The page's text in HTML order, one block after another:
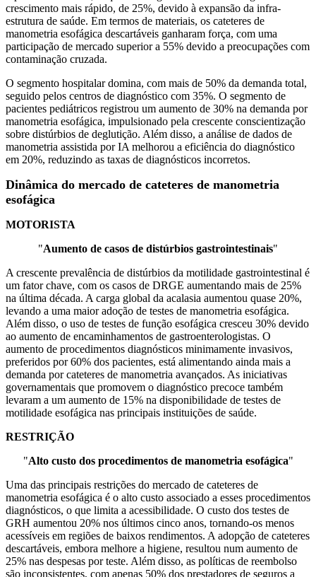
crescimento mais rápido, de 25%, devido à expansão da infra-
estrutura de saúde. Em termos de materiais, os cateteres de
manometria esofágica descartáveis ​​ganharam força, com uma
participação de mercado superior a 55% devido a preocupações com
contaminação cruzada.
O segmento hospitalar domina, com mais de 50% da demanda total,
seguido pelos centros de diagnóstico com 35%. O segmento de
pacientes pediátricos registrou um aumento de 30% na demanda por
manometria esofágica, impulsionado pela crescente conscientização
sobre distúrbios de deglutição. Além disso, a análise de dados de
manometria assistida por IA melhorou a eficiência do diagnóstico
em 20%, reduzindo as taxas de diagnósticos incorretos.
Dinâmica do mercado de cateteres de manometria
esofágica
MOTORISTA
"Aumento de casos de distúrbios gastrointestinais"
A crescente prevalência de distúrbios da motilidade gastrointestinal é
um fator chave, com os casos de DRGE aumentando mais de 25%
na última década. A carga global da acalasia aumentou quase 20%,
levando a uma maior adoção de testes de manometria esofágica.
Além disso, o uso de testes de função esofágica cresceu 30% devido
ao aumento de encaminhamentos de gastroenterologistas. O
aumento de procedimentos diagnósticos minimamente invasivos,
preferidos por 60% dos pacientes, está alimentando ainda mais a
demanda por cateteres de manometria avançados. As iniciativas
governamentais que promovem o diagnóstico precoce também
levaram a um aumento de 15% na disponibilidade de testes de
motilidade esofágica nas principais instituições de saúde.
RESTRIÇÃO
"Alto custo dos procedimentos de manometria esofágica"
Uma das principais restrições do mercado de cateteres de
manometria esofágica é o alto custo associado a esses procedimentos
diagnósticos, o que limita a acessibilidade. O custo dos testes de
GRH aumentou 20% nos últimos cinco anos, tornando-os menos
acessíveis em regiões de baixos rendimentos. A adopção de cateteres
descartáveis, embora melhore a higiene, resultou num aumento de
25% nas despesas por teste. Além disso, as políticas de reembolso
são inconsistentes, com apenas 50% dos prestadores de seguros a